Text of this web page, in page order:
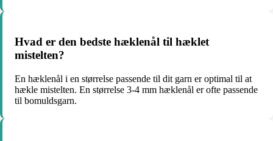
Hvad er den bedste hæklenål til hæklet
mistelten?
En hæklenål i en størrelse passende til dit garn er optimal til at
hækle mistelten. En størrelse 3-4 mm hæklenål er ofte passende
til bomuldsgarn.